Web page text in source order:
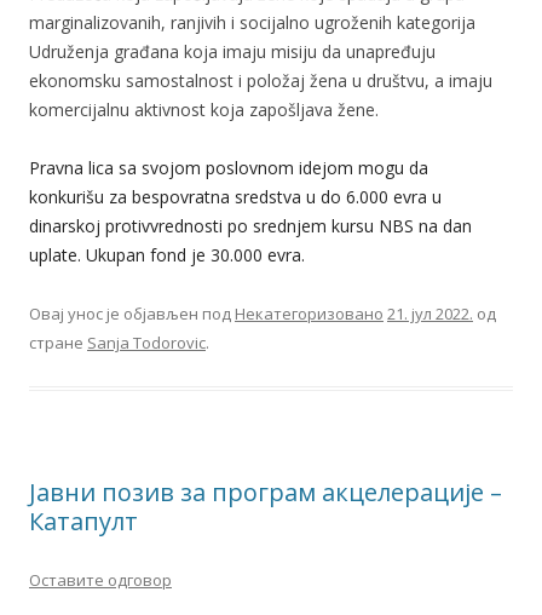
marginalizovanih, ranjivih i socijalno ugroženih kategorija
Udruženja građana koja imaju misiju da unapređuju
ekonomsku samostalnost i položaj žena u društvu, a imaju
komercijalnu aktivnost koja zapošljava žene.
Pravna lica sa svojom poslovnom idejom mogu da
konkurišu za bespovratna sredstva u do 6.000 evra u
dinarskoj protivvrednosti po srednjem kursu NBS na dan
uplate. Ukupan fond je 30.000 evra.​
Овај унос је објављен под Некатегоризовано 21. јул 2022. од
стране Sanja Todorovic.
Јавни позив за програм акцелерације –
Катапулт
Оставите одговор